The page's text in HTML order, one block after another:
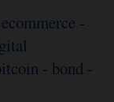
ecommerce -
- bond -